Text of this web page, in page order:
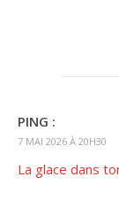
PING :
7 MAI 2026 À 20H30
La glace dans